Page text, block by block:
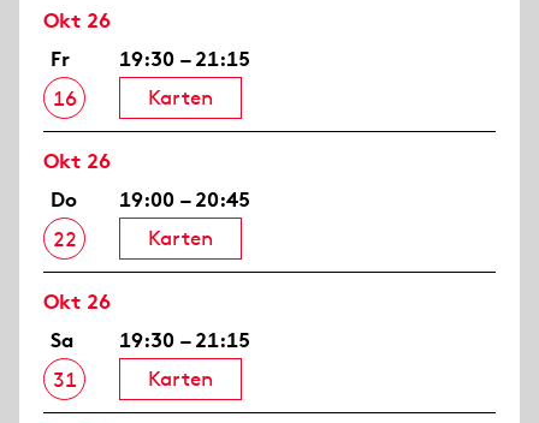
Okt 26
Fr
16
19:30 – 21:15
Karten
Okt 26
Do
22
19:00 – 20:45
Karten
Okt 26
Sa
31
19:30 – 21:15
Karten